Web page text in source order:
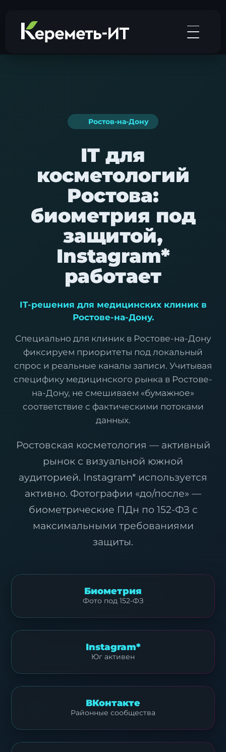
Ростов-на-Дону
IT для
косметологий
Ростова:
биометрия под
защитой,
Instagram*
работает
IT-решения для медицинских клиник в
Ростове-на-Дону.
Специально для клиник в Ростове-на-Дону
фиксируем приоритеты под локальный
спрос и реальные каналы записи. Учитывая
специфику медицинского рынка в Ростове-
на-Дону, не смешиваем «бумажное»
соответствие с фактическими потоками
данных.
Ростовская косметология — активный
рынок с визуальной южной
аудиторией. Instagram* используется
активно. Фотографии «до/после» —
биометрические ПДн по 152-ФЗ с
максимальными требованиями
защиты.
Биометрия
Фото под 152-ФЗ
Instagram*
Юг активен
ВКонтакте
Районные сообщества